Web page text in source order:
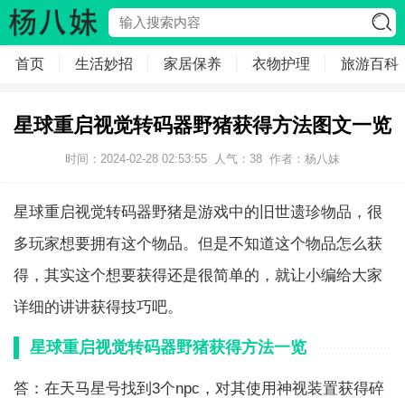
首页 生活妙招 家居保养 衣物护理 旅游百科
星球重启视觉转码器野猪获得方法图文一览
时间：2024-02-28 02:53:55 人气： 38 作者： 杨八妹
星球重启视觉转码器野猪是游戏中的旧世遗珍物品，很
多玩家想要拥有这个物品。但是不知道这个物品怎么获
得，其实这个想要获得还是很简单的，就让小编给大家
详细的讲讲获得技巧吧。
星球重启视觉转码器野猪获得方法一览
答：在天马星号找到3个npc，对其使用神视装置获得碎